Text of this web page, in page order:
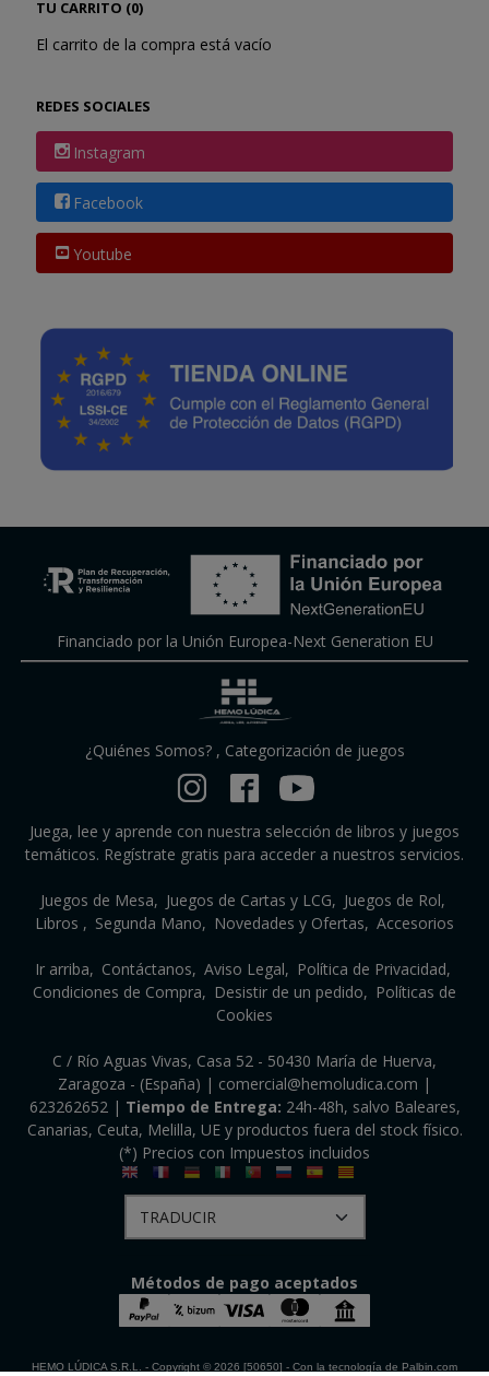
TU CARRITO (0)
El carrito de la compra está vacío
REDES SOCIALES
Instagram
Facebook
Youtube
Financiado por la Unión Europea-Next Generation EU
¿Quiénes Somos?, Categorización de juegos
Juega, lee y aprende con nuestra selección de libros y juegos
temáticos. Regístrate gratis para acceder a nuestros servicios.
Juegos de Mesa Juegos de Cartas y LCG
Juegos de Rol
Libros
Segunda Mano Novedades y Ofertas Accesorios
Ir arriba Contáctanos Aviso Legal
Política de Privacidad
Condiciones de Compra
Desistir de un pedido
Políticas de
Cookies
C / Río Aguas Vivas, Casa 52 - 50430 María de Huerva,
Zaragoza - (España) | comercial@hemoludica.com |
623262652| Tiempo de Entrega: 24h-48h, salvo Baleares,
Canarias, Ceuta, Melilla, UE y productos fuera del stock físico.
(*) Precios con Impuestos incluidos
Métodos de pago aceptados
HEMO LÚDICA S.R.L. - Copyright © 2026 [50650] - Con la tecnología de Palbin.com